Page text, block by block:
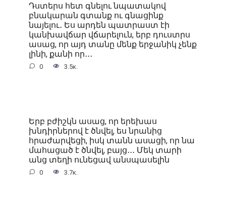
Դստերս հետ գնելու նպատակով
բնակարան գտանք ու գնացինք
նայելու․ Ես արդեն պատրաստ էի
կանխավճար վճարելուն, երբ դուստրս
ասաց, որ այդ տանը մենք երջանիկ չենք
լինի, քանի որ․․․
0 3.5к.
Երբ բժիշկն ասաց, որ երեխաս
խնդիրներով է ծնվել, ես նրանից
հրաժարվեցի, իսկ տանն ասացի, որ նա
մահացած է ծնվել, բայց․․․ Մեկ տարի
անց տեղի ունեցավ անսպասելին
0 3.7к.